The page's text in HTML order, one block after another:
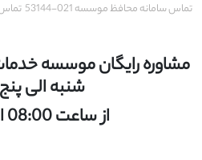
تماس سامانه محافظ موسسه 021-53144 تماس حاصل نمایند
مشاوره رایگان موسسه
شنبه الی
از ساعت 08:00 الی 17:00.